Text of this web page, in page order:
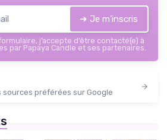
➔ Je m'inscris
j’accepte d’être contacté(e) à
par Papaya Candle et ses partenaires.
préférées sur Google